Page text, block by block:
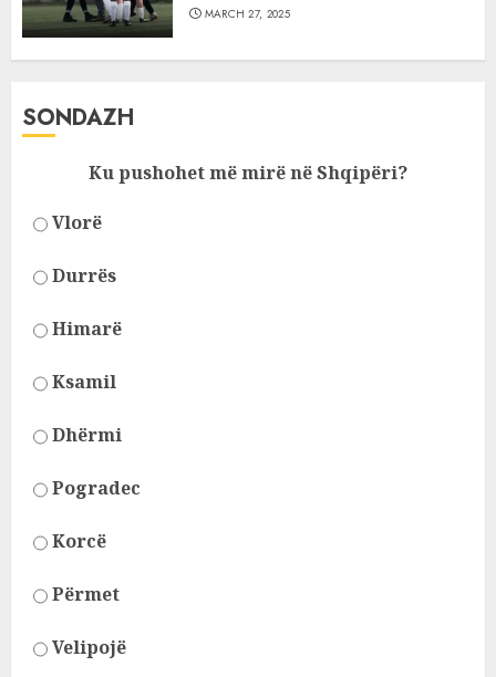
MARCH 27, 2025
SONDAZH
Ku pushohet më mirë në Shqipëri?
Vlorë
Durrës
Himarë
Ksamil
Dhërmi
Pogradec
Korcë
Përmet
Velipojë